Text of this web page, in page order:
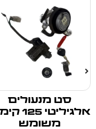
סט מנעולים
אלגיליטי
משומש